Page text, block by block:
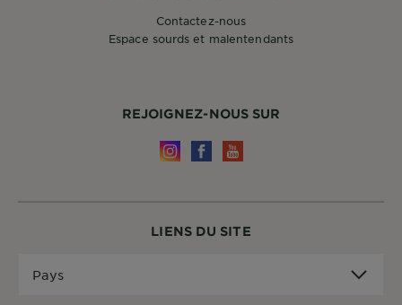
LIENS DU SITE
Pays
REJOIGNEZ-NOUS SUR
Contactez-nous
Espace sourds et malentendants